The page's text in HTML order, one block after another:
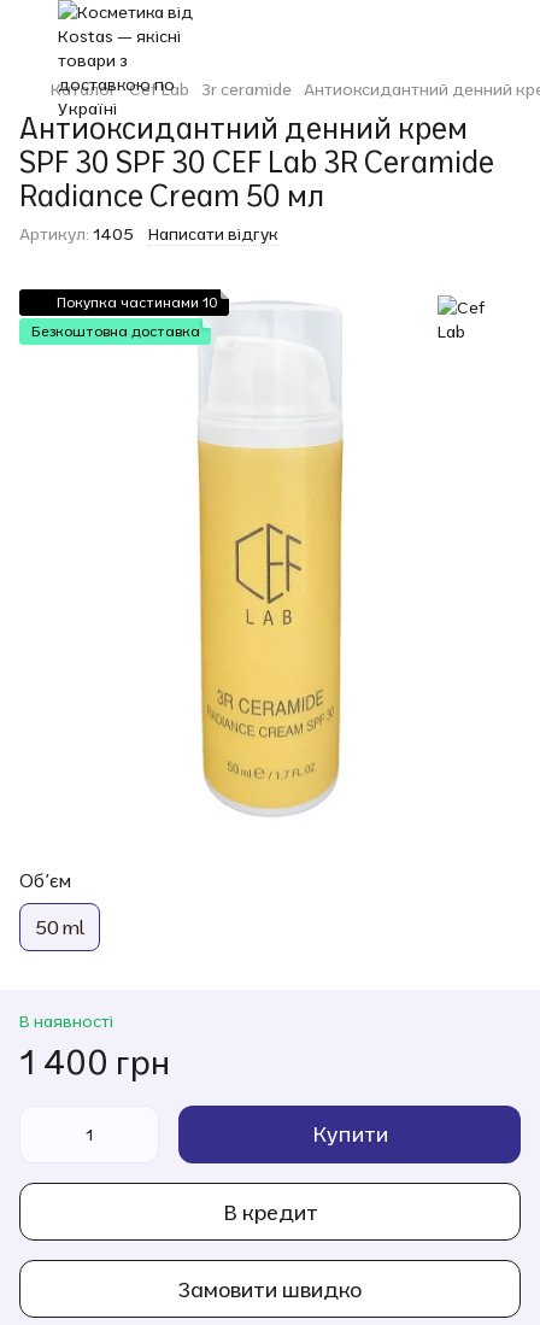
Каталог Cef Lab 3r ceramide Антиоксидантний денний
Антиоксидантний денний крем
SPF 30 SPF 30 CEF Lab 3R Ceramide
Radiance Cream 50 мл
Артикул: 1405 Написати відгук
Покупка частинами 10
Безкоштовна доставка
Обʼєм
50 ml
В наявності
1 400 грн
Купити
В кредит
Замовити швидко